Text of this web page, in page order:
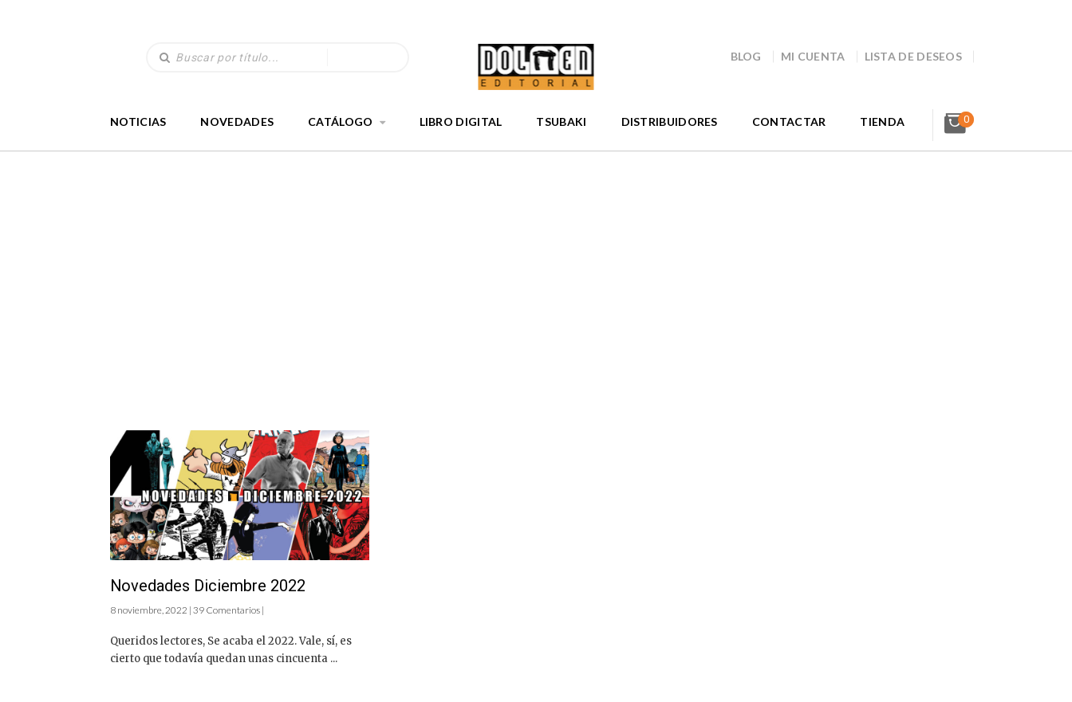
BLOG MI CUENTA LISTA DE DESEOS
NOTICIAS NOVEDADES CATÁLOGO LIBRO DIGITAL TSUBAKI DISTRIBUIDORES CONTACTAR TIENDA 0
Novedades Diciembre 2022
8 noviembre, 2022 | 39 Comentarios |
Queridos lectores, Se acaba el 2022. Vale, sí, es
cierto que todavía quedan unas cincuenta ...